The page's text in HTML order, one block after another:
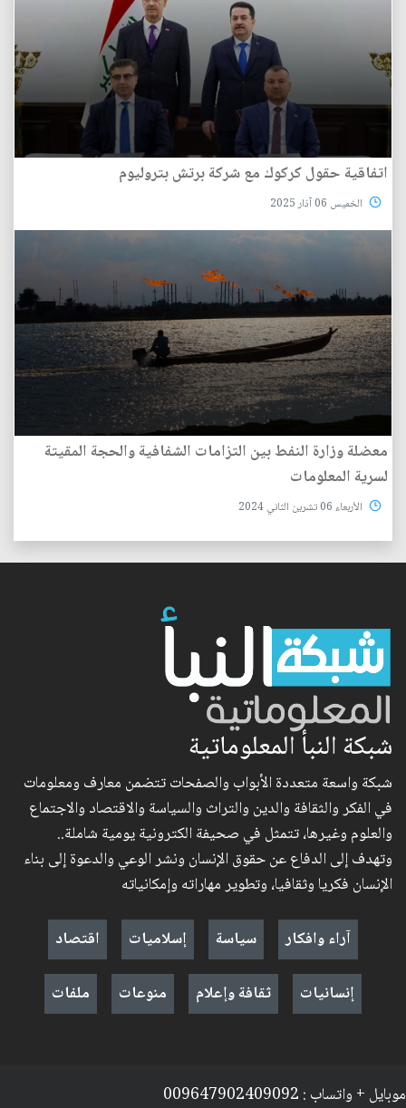
اتفاقية حقول كركوك مع شركة برتش بتروليوم
الخميس 06 آذار 2025
معضلة وزارة النفط بين التزامات الشفافية والحجة المقيتة
لسرية المعلومات
الأربعاء 06 تشرين الثاني 2024
شبكة النبأ المعلوماتية
شبكة واسعة متعددة الأبواب والصفحات تتضمن معارف ومعلومات
في الفكر والثقافة والدين والتراث والسياسة والاقتصاد والاجتماع
والعلوم وغيرها، تتمثل في صحيفة الكترونية يومية شاملة..
وتهدف إلى الدفاع عن حقوق الإنسان ونشر الوعي والدعوة إلى بناء
الإنسان فكريا وثقافيا، وتطوير مهاراته وإمكانياته
آراء وافكار
سياسة إسلاميات
اقتصاد
إنسانيات
ثقافة وإعلام منوعات ملفات
موبايل + واتساب : 009647902409092